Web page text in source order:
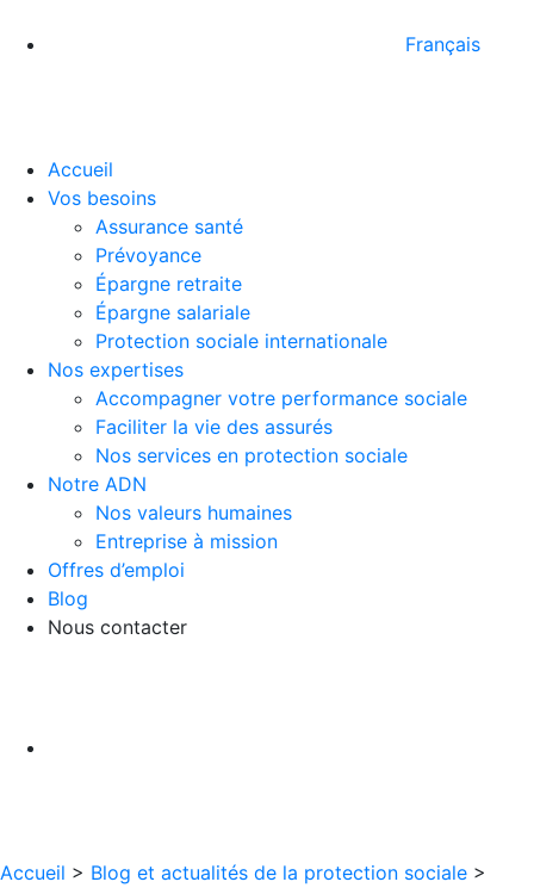
Français
Accueil
Vos besoins
Assurance santé
Prévoyance
Épargne retraite
Épargne salariale
Protection sociale internationale
Nos expertises
Accompagner votre performance sociale
Faciliter la vie des assurés
Nos services en protection sociale
Notre ADN
Nos valeurs humaines
Entreprise à mission
Offres d’emploi
Blog
Nous contacter
Accueil > Blog et actualités de la protection sociale >